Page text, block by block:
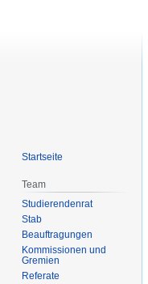
Startseite
Team
Studierendenrat
Stab
Beauftragungen
Kommissionen und
Gremien
Referate